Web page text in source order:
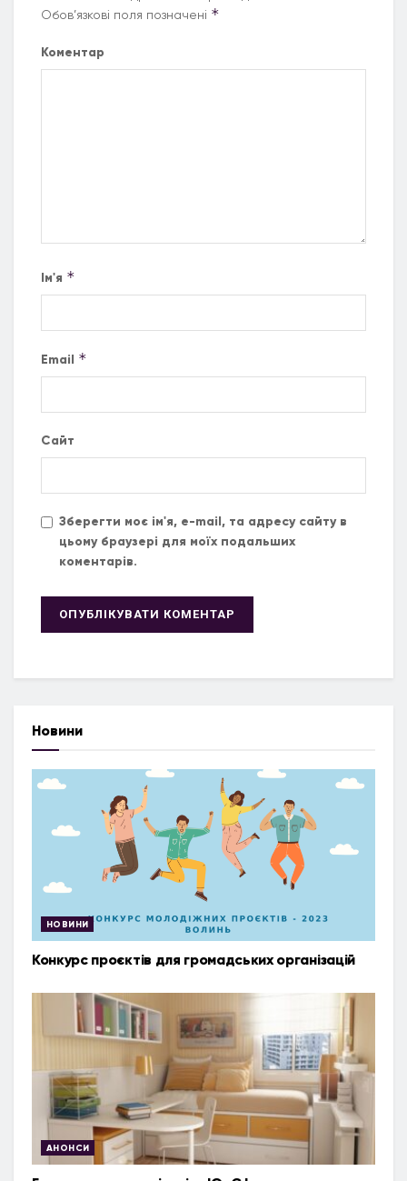
Обов’язкові поля позначені *
Коментар
Ім'я *
Email *
Сайт
Зберегти моє ім'я, e-mail, та адресу сайту в
цьому браузері для моїх подальших
коментарів.
Новини
НОВИНИ
Конкурс проєктів для громадських організацій
АНОНСИ